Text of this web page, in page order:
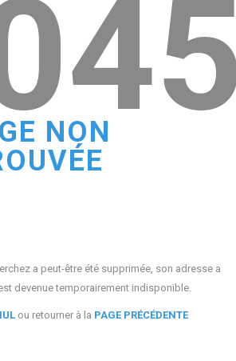
NON
a peut-être été supprimée, son adresse a
devenue temporairement indisponible.
ou retourner à la PAGE PRÉCÉDENTE